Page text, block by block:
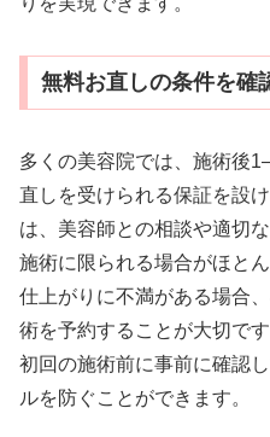
無料お直しの条件を確
多くの美容院では、施術後
直しを受けられる保証を設
は、美容師との相談や適切
施術に限られる場合がほと
仕上がりに不満がある場合
術を予約することが大切で
初回の施術前に事前に確認
ルを防ぐことができます。